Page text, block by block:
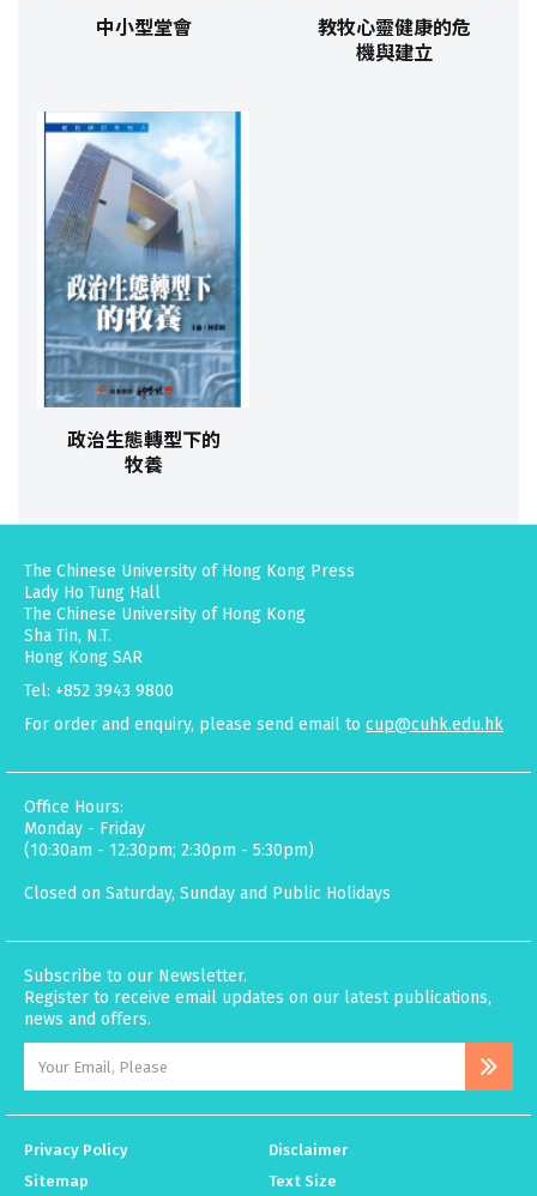
中小型堂會
教牧心靈健康的危
機與建立
政治生態轉型下的
牧養
The Chinese University of Hong Kong Press
Lady Ho Tung Hall
The Chinese University of Hong Kong
Sha Tin, N.T.
Hong Kong SAR
Tel: +852 3943 9800
For order and enquiry, please send email to cup@cuhk.edu.hk
Office Hours:
Monday - Friday
(10:30am - 12:30pm; 2:30pm - 5:30pm)
Closed on Saturday, Sunday and Public Holidays
Subscribe to our Newsletter.
Register to receive email updates on our latest publications,
news and offers.
Privacy Policy
Disclaimer
Sitemap
Text Size